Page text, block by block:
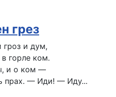
грез
гроз и дум,
горле ком.
и о ком —
прах. — Иди! — Иду...